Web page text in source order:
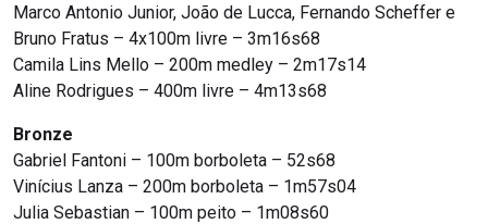
Marco Antonio Junior, João de Lucca, Fernando Scheffer e
Bruno Fratus – 4x100m livre – 3m16s68
Camila Lins Mello – 200m medley – 2m17s14
Aline Rodrigues – 400m livre – 4m13s68
Bronze
Gabriel Fantoni – 100m borboleta – 52s68
Vinícius Lanza – 200m borboleta – 1m57s04
Julia Sebastian – 100m peito – 1m08s60